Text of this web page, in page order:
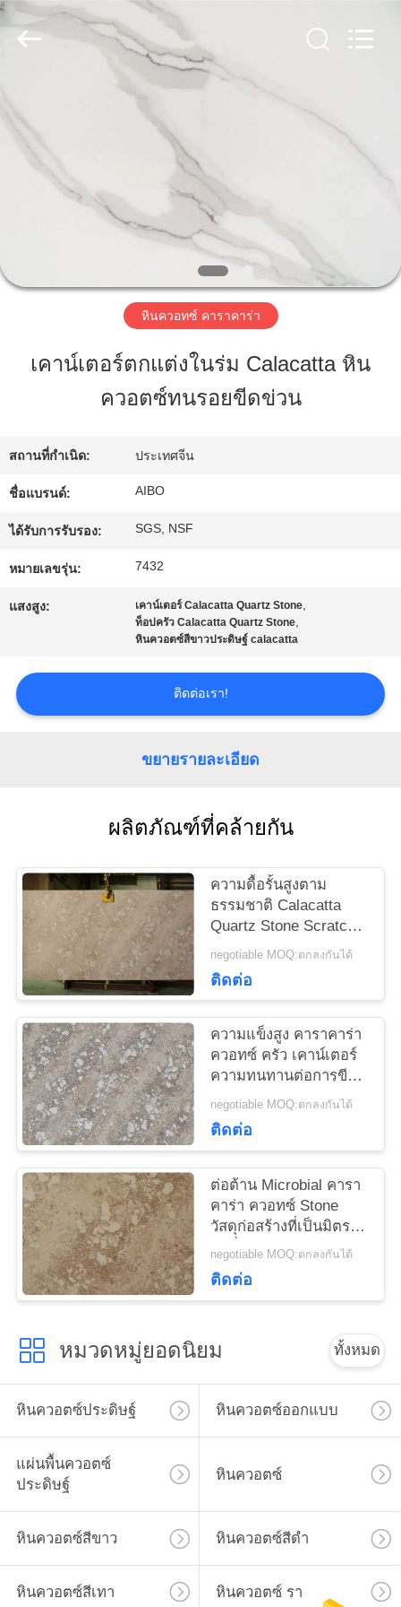
สินค้า
กับ
ควบคุม
คุณภาพ
ติดต่อ
ข่าว
เสนอ
ราคา
แผนผัง
เว็บไซต์
PRIVACY
POLICY
Zhaoqing
New
Material
Technology
หินควอทซ์ คาราคาร่า
เคาน์เตอร์ตกแต่งในร่ม Calacatta หิน
ควอตซ์ทนรอยขีดข่วน
สถานที่กำเนิด: ประเทศจีน
ชื่อแบรนด์: AIBO
ได้รับการรับรอง: SGS, NSF
หมายเลขรุ่น: 7432
แสงสูง: เคาน์เตอร์ Calacatta Quartz Stone,
ท็อปครัว Calacatta Quartz Stone,
หินควอตซ์สีขาวประดิษฐ์ calacatta
ติดต่อเรา!
ขยายรายละเอียด
ผลิตภัณฑ์ที่คล้ายกัน
ความดื้อรั้นสูงตาม
ธรรมชาติ Calacatta
Quartz Stone Scratch
Resist สำหรับแผ่นหิน
negotiable MOQ:ตกลงกันได้
ติดต่อ
ความแข็งสูง คาราคาร่า
ควอทซ์ ครัว เคาน์เตอร์
ความทนทานต่อการขีด
ข่วน
negotiable MOQ:ตกลงกันได้
ติดต่อ
ต่อต้าน Microbial คารา
คาร่า ควอทซ์ Stone
วัสดุก่อสร้างที่เป็นมิตร
กับสิ่งแวดล้อม
negotiable MOQ:ตกลงกันได้
ติดต่อ
หมวดหมู่ยอดนิยม ทั้งหมด
หินควอตซ์ประดิษฐ์ หินควอตซ์ออกแบบ
แผ่นพื้นควอตซ์
ประดิษฐ์
หินควอตซ์
หินควอตซ์สีขาว หินควอตซ์สีดำ
หินควอตซ์สีเทา หินควอตซ์ รา